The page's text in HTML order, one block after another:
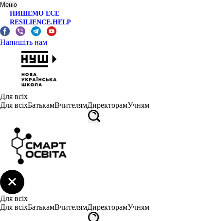
Меню
ПИШЕМО ЕСЕ
RESILIENCE.HELP
Напишіть нам
Для всіх
Для всіхБатькамВчителямДиректорамУчням
Для всіх
Для всіхБатькамВчителямДиректорамУчням